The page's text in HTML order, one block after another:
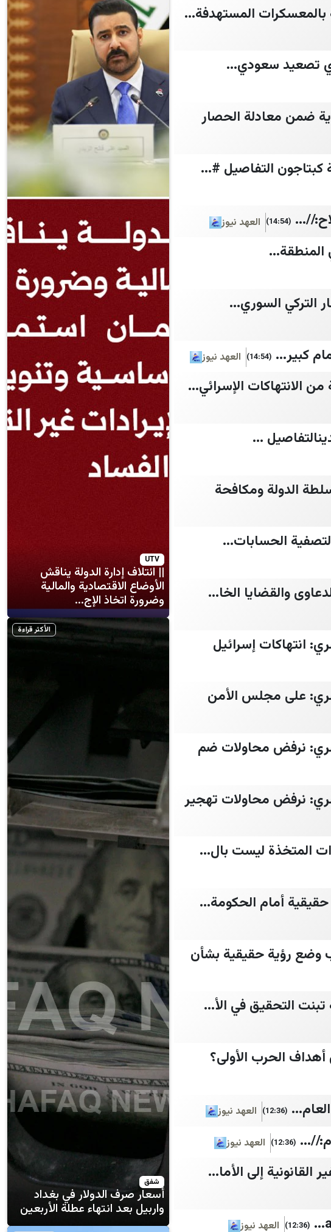
بالمعسكرات المستهدفة...
أي تصعيد سعودي...
ضمن معادلة الحصار
...
(14:54) العهد نيوز
المنطقة...
التركي السوري...
كبير... (14:54) العهد نيوز
الانتهاكات الإسرائي...
...
الدولة ومكافحة
لتصفية الحسابات...
والقضايا الخا...
انتهاكات إسرائيل
على مجلس الأمن
نرفض محاولات ضم
نرفض محاولات تهجير
المتخذة ليست بال...
حقيقية أمام الحكومة...
وضع رؤية حقيقية بشأن
تبنت التحقيق في الأ...
الحرب الأولى؟
(12:36) العهد نيوز
...
(12:36) العهد نيوز
إلى الأما...
(12:36) العهد نيوز
UTV
|| ائتلاف إدارة الدولة يناقش
الأوضاع الاقتصادية والمالية
وضرورة اتخاذ الإج...
شفق
أسعار صرف الدولار في بغداد
واربيل بعد انتهاء عطلة الأربعين
الأكثر قراءة